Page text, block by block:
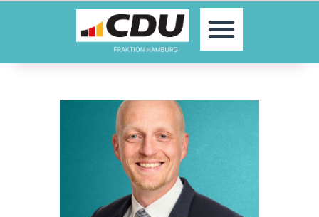
MOIN!
ABGEORDNETE
KONTAKT
PRESSE